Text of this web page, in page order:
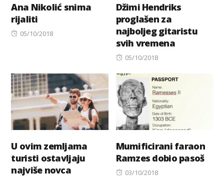
Ana Nikolić snima
rijaliti
Posted
05/10/2018
Džimi Hendriks
proglašen za
najboljeg gitaristu
svih vremena
Posted
05/10/2018
U ovim zemljama
turisti ostavljaju
najviše novca
Mumificirani faraon
Ramzes dobio pasoš
Posted
03/10/2018